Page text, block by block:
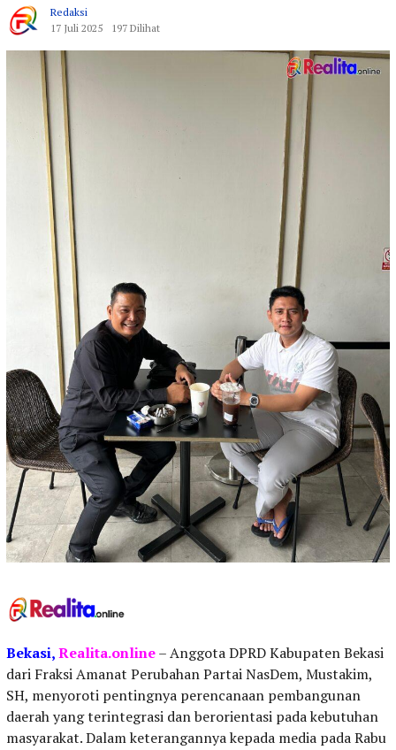
Redaksi
17 Juli 2025
197 Dilihat
Bekasi,Realita.online– Anggota DPRD Kabupaten Bekasi
dari Fraksi Amanat Perubahan Partai NasDem, Mustakim,
SH, menyoroti pentingnya perencanaan pembangunan
daerah yang terintegrasi dan berorientasi pada kebutuhan
masyarakat. Dalam keterangannya kepada media pada Rabu